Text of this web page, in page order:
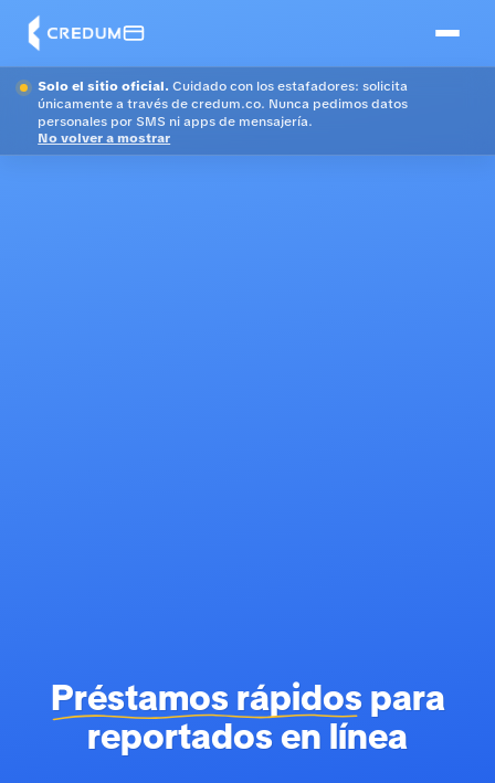
Solo el sitio oficial. Cuidado con los estafadores: solicita
únicamente a través de credum.co. Nunca pedimos datos
personales por SMS ni apps de mensajería.
No volver a mostrar
Préstamos rápidospara
reportados en línea